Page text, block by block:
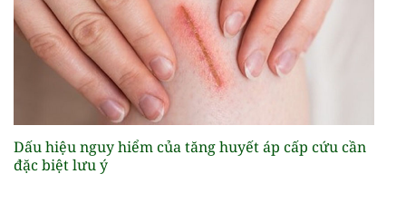
Dấu hiệu nguy hiểm của tăng huyết áp cấp cứu cần
đặc biệt lưu ý